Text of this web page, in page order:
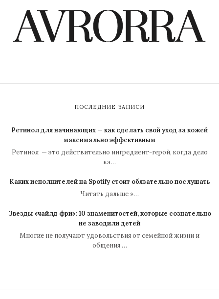
ПОСЛЕДНИЕ ЗАПИСИ
Ретинол для начинающих — как сделать свой уход за кожей
максимально эффективным
Ретинол — это действительно ингредиент-герой, когда дело
ка…
Каких исполнителей на Spotify стоит обязательно послушать
Читать дальше »…
Звезды «чайлд фри»: 10 знаменитостей, которые сознательно
не заводили детей
Многие не получают удовольствия от семейной жизни и
общения …